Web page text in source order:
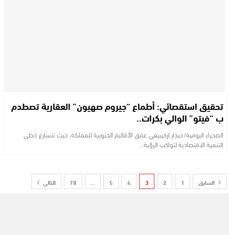
تحقيق استقصائي: أطماع “جيروم صهيون” العقارية تصطدم
ب “فيتو” الوالي بكرات..
الصحراء اليومية/حيدار اركيبي ​في عمق الأقاليم الجنوبية للمملكة، حيث تتسارع خطى
التنمية الاقتصادية لتواكب الرؤية…
السابق 1
2
3
4
5
…
78 التالي